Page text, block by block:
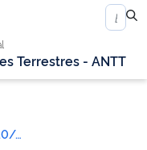
Terrestres - ANTT
SESSÃO PÚBLICA DE SORTEIO - 10/09/2025